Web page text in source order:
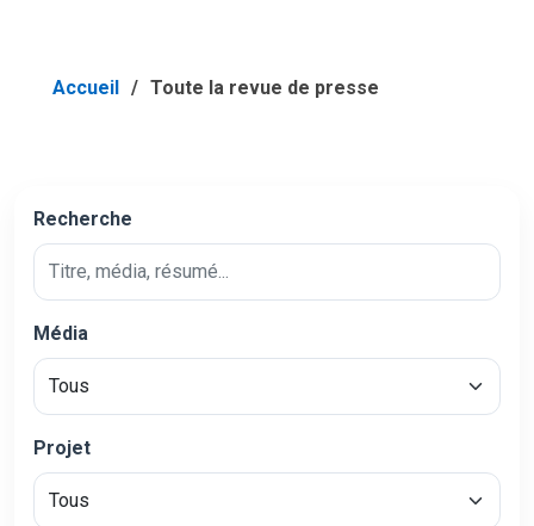
Accueil Toute la revue de presse
Recherche
Média
Projet